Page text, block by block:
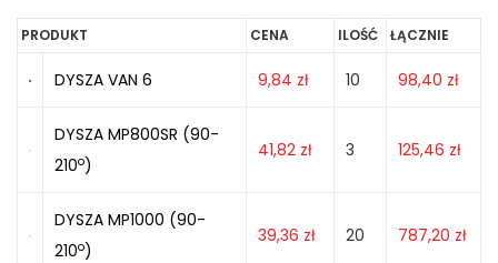
PRODUKT CENA ILOŚĆ ŁĄCZNIE
DYSZA VAN 6 9,84 zł 10 98,40 zł
DYSZA MP800SR (90-
210o)
41,82 zł 3 125,46 zł
DYSZA MP1000 (90-
210o)
39,36 zł 20 787,20 zł